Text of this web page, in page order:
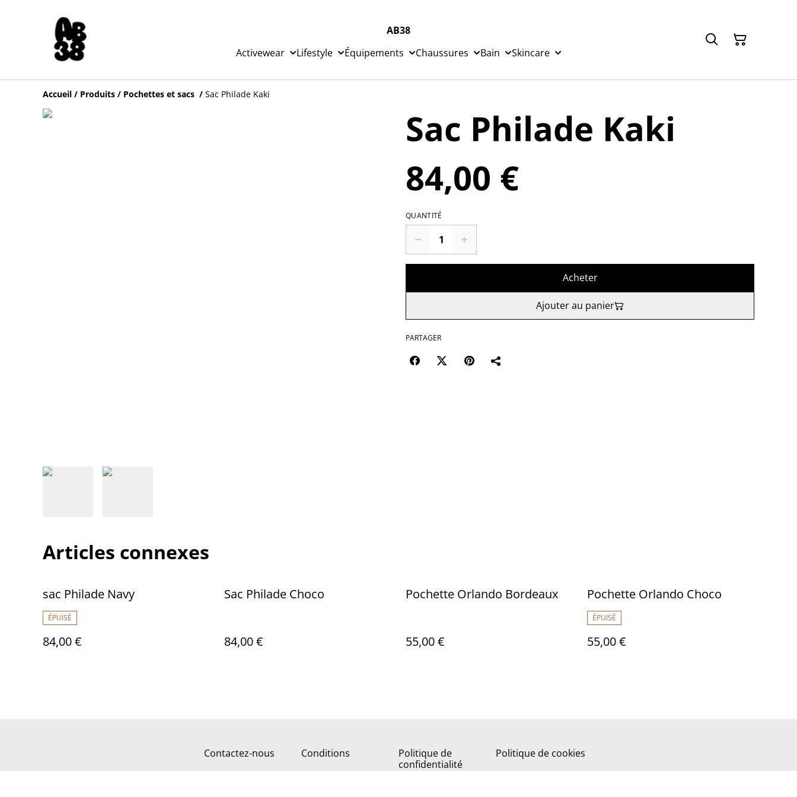
AB38
Activewear
Lifestyle Équipements Chaussures Bain Skincare
Accueil / Produits / Pochettes et sacs / Sac Philade Kaki
Sac Philade Kaki
84,00 €
QUANTITÉ
Acheter
Ajouter au panier
PARTAGER
Articles connexes
sac Philade Navy
ÉPUISÉ
84,00 €
Sac Philade Choco
84,00 €
Pochette Orlando Bordeaux
55,00 €
Pochette Orlando Choco
ÉPUISÉ
55,00 €
Contactez-nous Conditions
Politique de
confidentialité
Politique de cookies